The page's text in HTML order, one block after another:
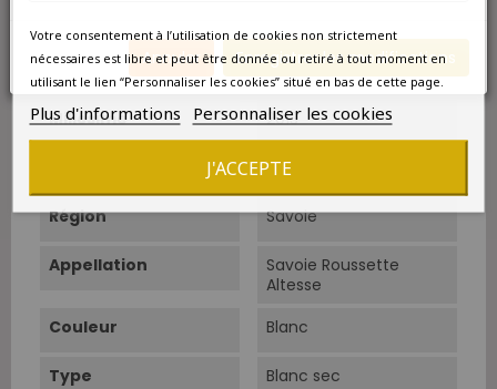
Annuler Enregistrer les modifications
Prévenez-moi lorsque le produit est disponible
Millésime 2013
Bouteille 0.75L
Région Savoie
Appellation
Savoie Roussette
Altesse
Couleur
Blanc
Type Blanc sec
Votre consentement à l’utilisation de cookies non strictement
nécessaires est libre et peut être donnée ou retiré à tout moment en
utilisant le lien “Personnaliser les cookies” situé en bas de cette page.
Plus d'informations Personnaliser les cookies
J'ACCEPTE